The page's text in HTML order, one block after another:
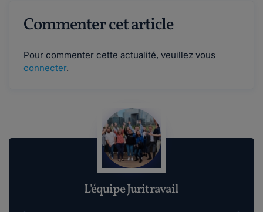
Commenter cet article
Pour commenter cette actualité, veuillez vous
connecter.
L'équipe Juritravail